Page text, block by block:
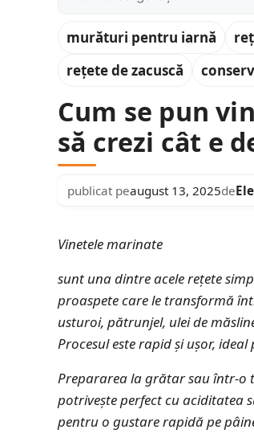
murături pentru iarnă
rețete de zacuscă
Cum se pun
să crezi cât e
publicat peaugust 13, 2025de
Vinetele marinate
sunt una dintre acele rețete
proaspete care le transformă
usturoi, pătrunjel, ulei de
Procesul este rapid și ușor,
Prepararea la grătar sau într-o
potrivește perfect cuaciditatea
pentru o gustare rapidă pe